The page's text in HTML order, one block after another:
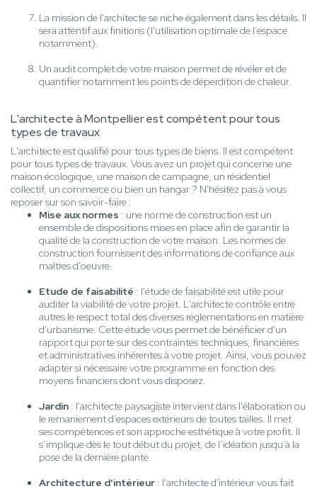
La mission de l'architecte se niche également dans les détails. Il
sera attentif aux finitions (l'utilisation optimale de l’espace
notamment).
Un audit complet de votre maison permet de révéler et de
quantifier notamment les points de déperdition de chaleur.
L'architecte à Montpellier est compétent pour tous
types de travaux
L'architecte est qualifié pour tous types de biens. Il est compétent
pour tous types de travaux. Vous avez un projet qui concerne une
maison écologique, une maison de campagne, un résidentiel
collectif, un commerce ou bien un hangar ? N'hésitez pas à vous
reposer sur son savoir-faire :
Mise aux normes : une norme de construction est un
ensemble de dispositions mises en place afin de garantir la
qualité de la construction de votre maison. Les normes de
construction fournissent des informations de confiance aux
maîtres d'oeuvre.
Etude de faisabilité : l'étude de faisabilité est utile pour
auditer la viabilité de votre projet. L'architecte contrôle entre
autres le respect total des diverses réglementations en matière
d'urbanisme. Cette étude vous permet de bénéficier d'un
rapport qui porte sur des contraintes techniques, financières
et administratives inhérentes à votre projet. Ainsi, vous pouvez
adapter si nécessaire votre programme en fonction des
moyens financiers dont vous disposez.
Jardin : l’architecte paysagiste intervient dans l'élaboration ou
le remaniement d’espaces extérieurs de toutes tailles. Il met
ses compétences et son approche esthétique à votre profit. Il
s’implique dès le tout début du projet, de l’idéation jusqu’à la
pose de la dernière plante.
Architecture d'intérieur : l'architecte d'intérieur vous fait